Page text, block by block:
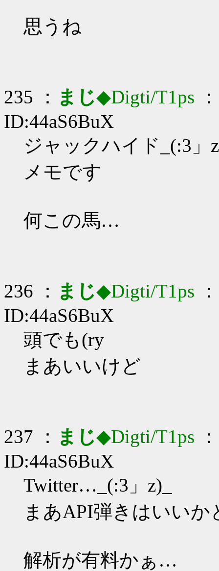
思うね
235 ： まじ◆Digti/T1ps
ID:44aS6BuX
ジャックハイド_(:3」
メモです
何この馬…
236 ： まじ◆Digti/T1ps
ID:44aS6BuX
頭でも(ry
まあいいけど
237 ： まじ◆Digti/T1ps
ID:44aS6BuX
Twitter…_(:3」z)_
まあAPI弾きはいいか
解析が有料かぁ…